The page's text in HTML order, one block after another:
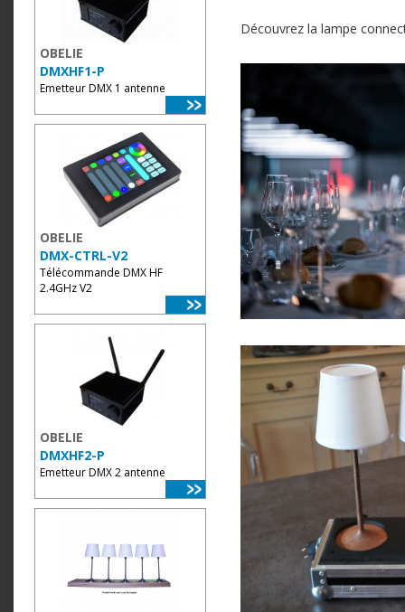
OBELIE
DMXHF1-P
Emetteur DMX 1 antenne
OBELIE
DMX-CTRL-V2
Télécommande DMX HF
2.4GHz V2
OBELIE
DMXHF2-P
Emetteur DMX 2 antenne
Découvrez la lampe